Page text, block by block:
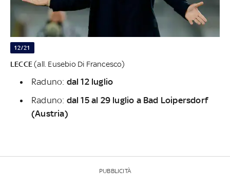
12/21
LECCE(all. Eusebio Di Francesco)
Raduno: dal 12 luglio
Raduno: dal 15 al 29 luglio a Bad Loipersdorf
(Austria)
PUBBLICITÀ